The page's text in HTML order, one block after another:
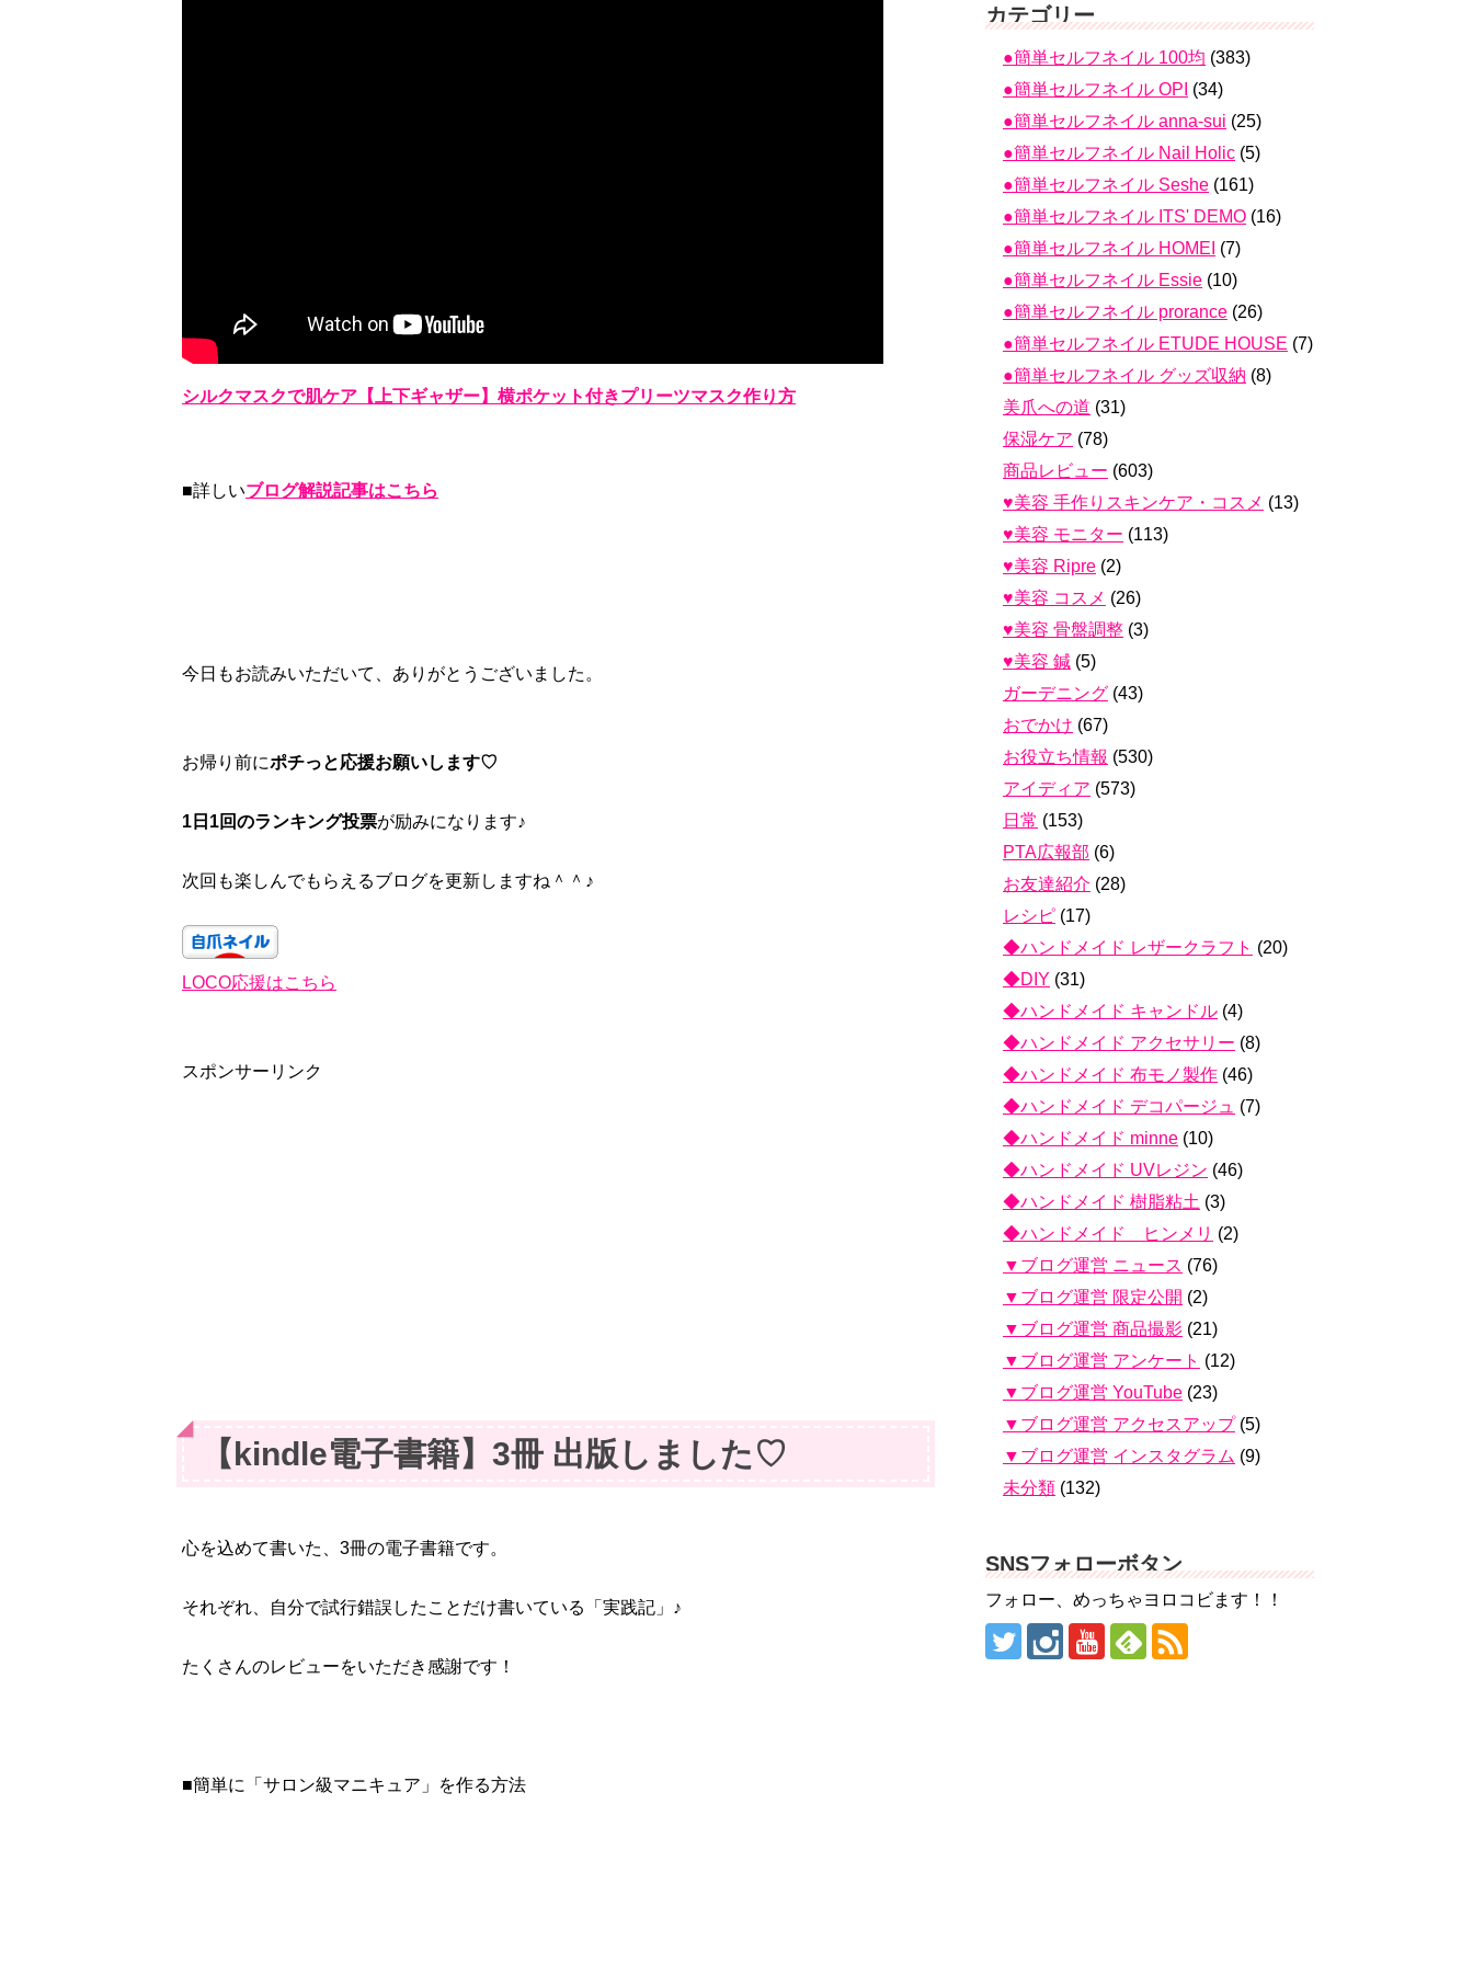
シルクマスクで肌ケア【上下ギャザー】横ポケット付きプリーツマスク作り方
■詳しいブログ解説記事はこちら
今日もお読みいただいて、ありがとうございました。
お帰り前にポチっと応援お願いします♡
1日1回のランキング投票が励みになります♪
次回も楽しんでもらえるブログを更新しますね＾＾♪
LOCO応援はこちら
スポンサーリンク
【kindle電子書籍】3冊 出版しました♡
心を込めて書いた、3冊の電子書籍です。
それぞれ、自分で試行錯誤したことだけ書いている「実践記」♪
たくさんのレビューをいただき感謝です！
■簡単に「サロン級マニキュア」を作る方法
カテゴリー
●簡単セルフネイル 100均 (383)
●簡単セルフネイル OPI (34)
●簡単セルフネイル anna-sui (25)
●簡単セルフネイル Nail Holic (5)
●簡単セルフネイル Seshe (161)
●簡単セルフネイル ITS' DEMO (16)
●簡単セルフネイル HOMEI (7)
●簡単セルフネイル Essie (10)
●簡単セルフネイル prorance (26)
●簡単セルフネイル ETUDE HOUSE (7)
●簡単セルフネイル グッズ収納 (8)
美爪への道 (31)
保湿ケア (78)
商品レビュー (603)
♥美容 手作りスキンケア・コスメ (13)
♥美容 モニター (113)
♥美容 Ripre (2)
♥美容 コスメ (26)
♥美容 骨盤調整 (3)
♥美容 鍼 (5)
ガーデニング (43)
おでかけ (67)
お役立ち情報 (530)
アイディア (573)
日常 (153)
PTA広報部 (6)
お友達紹介 (28)
レシピ (17)
◆ハンドメイド レザークラフト (20)
◆DIY (31)
◆ハンドメイド キャンドル (4)
◆ハンドメイド アクセサリー (8)
◆ハンドメイド 布モノ製作 (46)
◆ハンドメイド デコパージュ (7)
◆ハンドメイド minne (10)
◆ハンドメイド UVレジン (46)
◆ハンドメイド 樹脂粘土 (3)
◆ハンドメイド ヒンメリ (2)
▼ブログ運営 ニュース (76)
▼ブログ運営 限定公開 (2)
▼ブログ運営 商品撮影 (21)
▼ブログ運営 アンケート (12)
▼ブログ運営 YouTube (23)
▼ブログ運営 アクセスアップ(5)
▼ブログ運営 インスタグラム (9)
未分類 (132)
SNSフォローボタン
フォロー、めっちゃヨロコビます！！